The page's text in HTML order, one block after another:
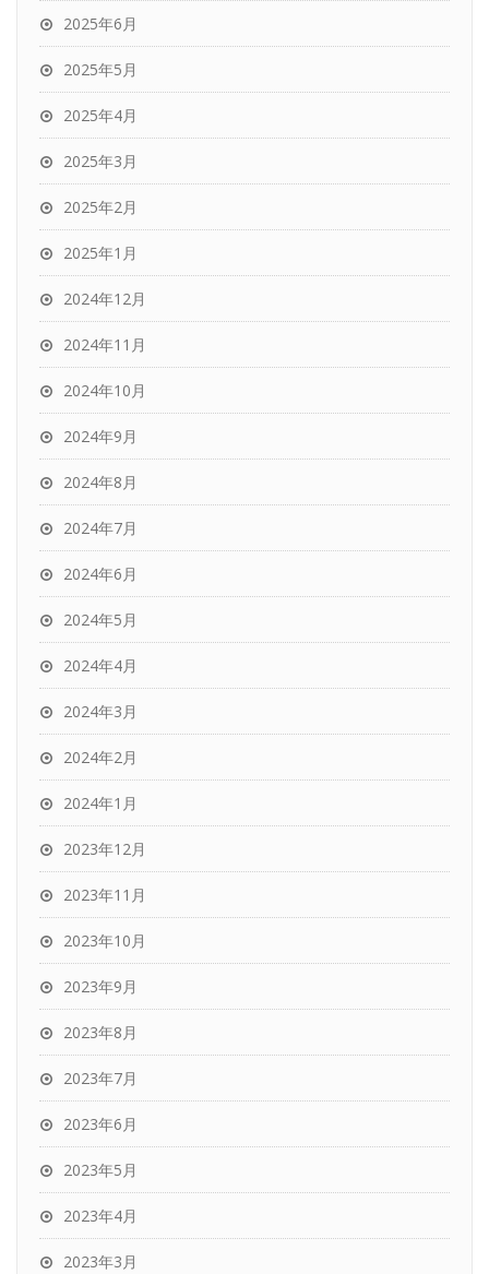
2025年6月
2025年5月
2025年4月
2025年3月
2025年2月
2025年1月
2024年12月
2024年11月
2024年10月
2024年9月
2024年8月
2024年7月
2024年6月
2024年5月
2024年4月
2024年3月
2024年2月
2024年1月
2023年12月
2023年11月
2023年10月
2023年9月
2023年8月
2023年7月
2023年6月
2023年5月
2023年4月
2023年3月